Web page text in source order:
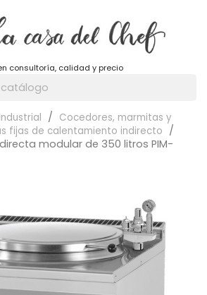
consultoría, calidad y precio
Cocedores, marmitas y
fijas de calentamiento indirecto
modular de 350 litros PIM-